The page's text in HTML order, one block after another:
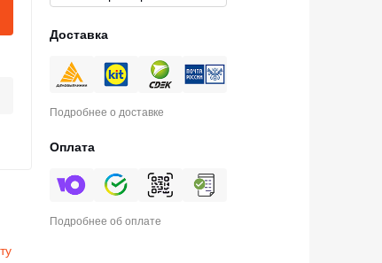
Доставка
Подробнее о доставке
Оплата
Подробнее об оплате